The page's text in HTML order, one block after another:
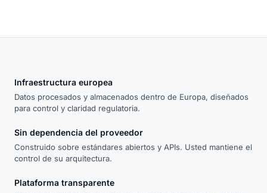
Infraestructura europea
Datos procesados y almacenados dentro de Europa, diseñados
para control y claridad regulatoria.
Sin dependencia del proveedor
Construido sobre estándares abiertos y APIs. Usted mantiene el
control de su arquitectura.
Plataforma transparente